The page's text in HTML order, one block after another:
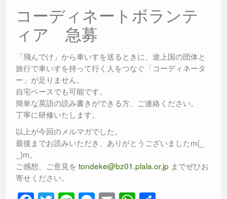
コーディネートボランテ
ィア 急募
「飛んでけ」から車いすを送るときに、途上国の団体と
旅行で車いすを持って行く人をつなぐ「コーディネータ
ー」が足りません。
自宅ベースでも可能です。
簡単な英語の読み書きができる方、ご連絡ください。
丁寧に研修いたします。
以上が今回のメルマガでした。
最後までお読みいただき、ありがとうございましたm(_
_)m。
ご感想、ご意見を tondeke@bz01.plala.or.jp までぜひお
寄せください。